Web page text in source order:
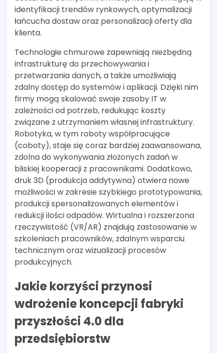
identyfikacji trendów rynkowych, optymalizacji
łańcucha dostaw oraz personalizacji oferty dla
klienta.
Technologie chmurowe zapewniają niezbędną
infrastrukturę do przechowywania i
przetwarzania danych, a także umożliwiają
zdalny dostęp do systemów i aplikacji. Dzięki nim
firmy mogą skalować swoje zasoby IT w
zależności od potrzeb, redukując koszty
związane z utrzymaniem własnej infrastruktury.
Robotyka, w tym roboty współpracujące
(coboty), staje się coraz bardziej zaawansowana,
zdolna do wykonywania złożonych zadań w
bliskiej kooperacji z pracownikami. Dodatkowo,
druk 3D (produkcja addytywna) otwiera nowe
możliwości w zakresie szybkiego prototypowania,
produkcji spersonalizowanych elementów i
redukcji ilości odpadów. Wirtualna i rozszerzona
rzeczywistość (VR/AR) znajdują zastosowanie w
szkoleniach pracowników, zdalnym wsparciu
technicznym oraz wizualizacji procesów
produkcyjnych.
Jakie korzyści przynosi
wdrożenie koncepcji fabryki
przyszłości 4.0 dla
przedsiębiorstw